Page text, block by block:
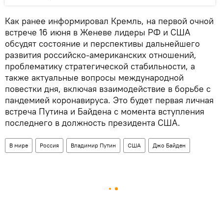
Как ранее информировал Кремль, на первой очной
встрече 16 июня в Женеве лидеры РФ и США
обсудят состояние и перспективы дальнейшего
развития российско-американских отношений,
проблематику стратегической стабильности, а
также актуальные вопросы международной
повестки дня, включая взаимодействие в борьбе с
пандемией коронавируса. Это будет первая личная
встреча Путина и Байдена с момента вступления
последнего в должность президента США.
В мире Россия Владимир Путин США Джо Байден